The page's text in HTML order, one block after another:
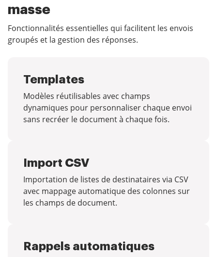
masse
Fonctionnalités essentielles qui facilitent les envois
groupés et la gestion des réponses.
Templates
Modèles réutilisables avec champs
dynamiques pour personnaliser chaque envoi
sans recréer le document à chaque fois.
Import CSV
Importation de listes de destinataires via CSV
avec mappage automatique des colonnes sur
les champs de document.
Rappels automatiques